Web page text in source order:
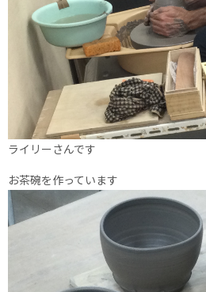
ライリーさんです
お茶碗を作っています